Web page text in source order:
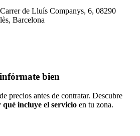
de Lluís Companys, 6, 08290
Barcelona
bien
precios antes de contratar. Descubre
qué incluye el servicio en tu zona.